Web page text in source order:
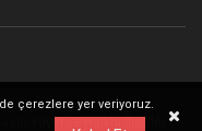
çerezlere yer veriyoruz.